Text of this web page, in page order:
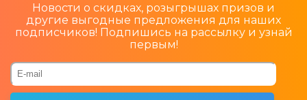
Новости о скидках, розыгрышах призов и
другие выгодные предложения для наших
подписчиков! Подпишись на рассылку и узнай
первым!